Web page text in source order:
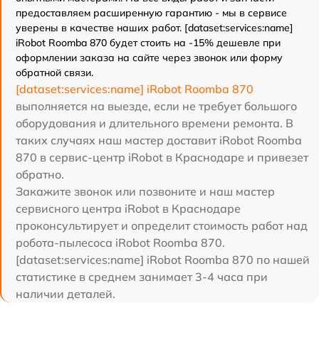
предоставляем расширенную гарантию - мы в сервисе
уверены в качестве наших работ. [dataset:services:name]
iRobot Roomba 870 будет стоить на -15% дешевле при
оформлении заказа на сайте через звонок или форму
обратной связи.
[dataset:services:name] iRobot Roomba 870
выполняется на выезде, если не требует большого
оборудования и длительного времени ремонта. В
таких случаях наш мастер доставит iRobot Roomba
870 в сервис-центр iRobot в Краснодаре и привезет
обратно.
Закажите звонок или позвоните и наш мастер
сервисного центра iRobot в Краснодаре
проконсультирует и определит стоимость работ над
робота-пылесоса iRobot Roomba 870.
[dataset:services:name] iRobot Roomba 870 по нашей
статистике в среднем занимает 3-4 часа при
наличии деталей.